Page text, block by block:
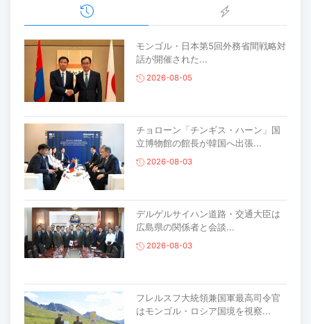
モンゴル・日本第5回外務省間戦略対
話が開催された...
2026-08-05
チョローン「チンギス・ハーン」国
立博物館の館長が韓国へ出張...
2026-08-03
デルゲルサイハン道路・交通大臣は
広島県の関係者と会談...
2026-08-03
フレルスフ大統領兼国軍最高司令官
はモンゴル・ロシア国境を視察...